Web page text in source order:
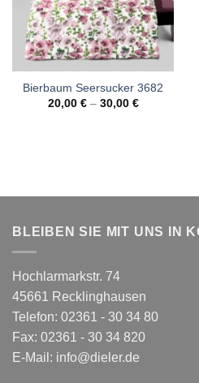
Bierbaum Seersucker 3682
20,00 €– 30,00 €
BLEIBEN SIE MIT UNS IN
Hochlarmarkstr. 74
45661 Recklinghausen
Telefon: 02361 - 30 34 80
Fax: 02361 - 30 34 820
E-Mail: info@dieler.de